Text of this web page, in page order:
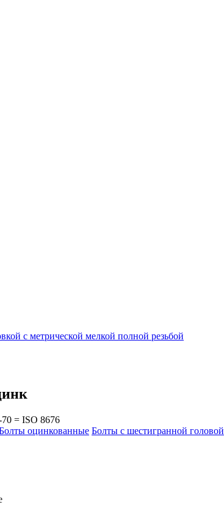
с метрической мелкой полной резьбой
= ISO 8676
оцинкованные Болты с шестигранной головой